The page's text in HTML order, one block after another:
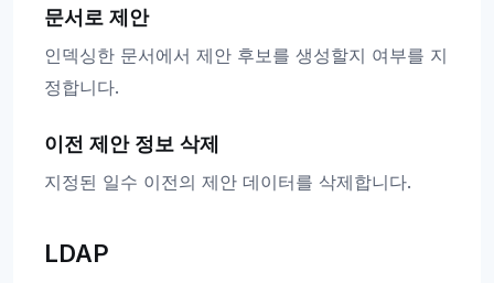
문서로 제안
인덱싱한 문서에서 제안 후보를 생성할지 여부를 지
정합니다.
이전 제안 정보 삭제
지정된 일수 이전의 제안 데이터를 삭제합니다.
LDAP